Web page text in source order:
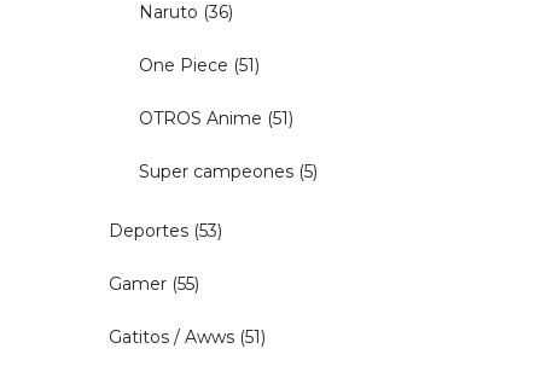
Naruto (36)
One Piece (51)
OTROS Anime (51)
Super campeones (5)
Deportes (53)
Gamer (55)
Gatitos / Awws (51)